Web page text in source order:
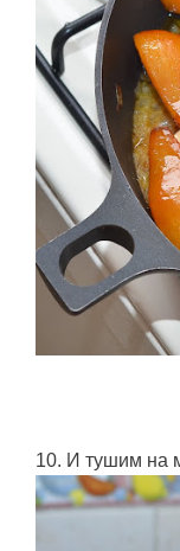
10. И тушим на